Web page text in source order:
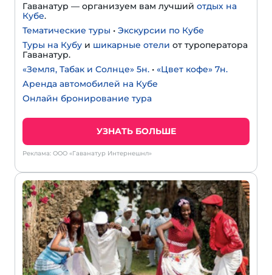
Гаванатур — организуем вам лучший отдых на
Кубе.
Тематические туры • Экскурсии по Кубе
Туры на Кубу и шикарные отели от туроператора
Гаванатур.
«Земля, Табак и Солнце» 5н. • «Цвет кофе» 7н.
Аренда автомобилей на Кубе
Онлайн бронирование тура
УЗНАТЬ БОЛЬШЕ
Реклама: ООО «Гаванатур Интернешнл»